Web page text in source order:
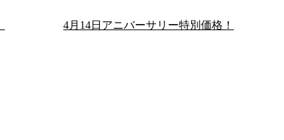
4月14日アニバーサリー特別価格！